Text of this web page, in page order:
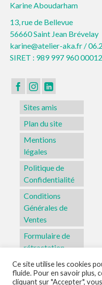
Karine Aboudarham
13, rue de Bellevue
56660 Saint Jean Brévelay
karine@atelier-aka.fr /
SIRET : 989 997 960 00012
Sites amis
Plan du site
Mentions
légales
Politique de
Confidentialité
Conditions
Générales de
Ventes
Formulaire de
rétractation
Sites amis Plan du site
Ce site utilise les cookies
fluide. Pour en savoir plus,
cliquant sur "Accepter",